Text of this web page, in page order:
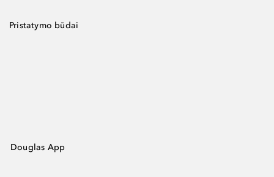
Pristatymo būdai
Douglas App